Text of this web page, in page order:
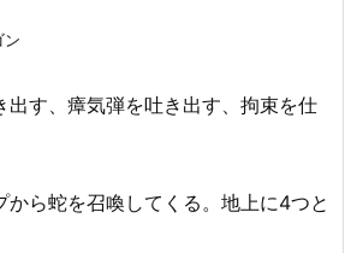
出す、瘴気弾を吐き出す、拘束を仕
から蛇を召喚してくる。地上に4つと